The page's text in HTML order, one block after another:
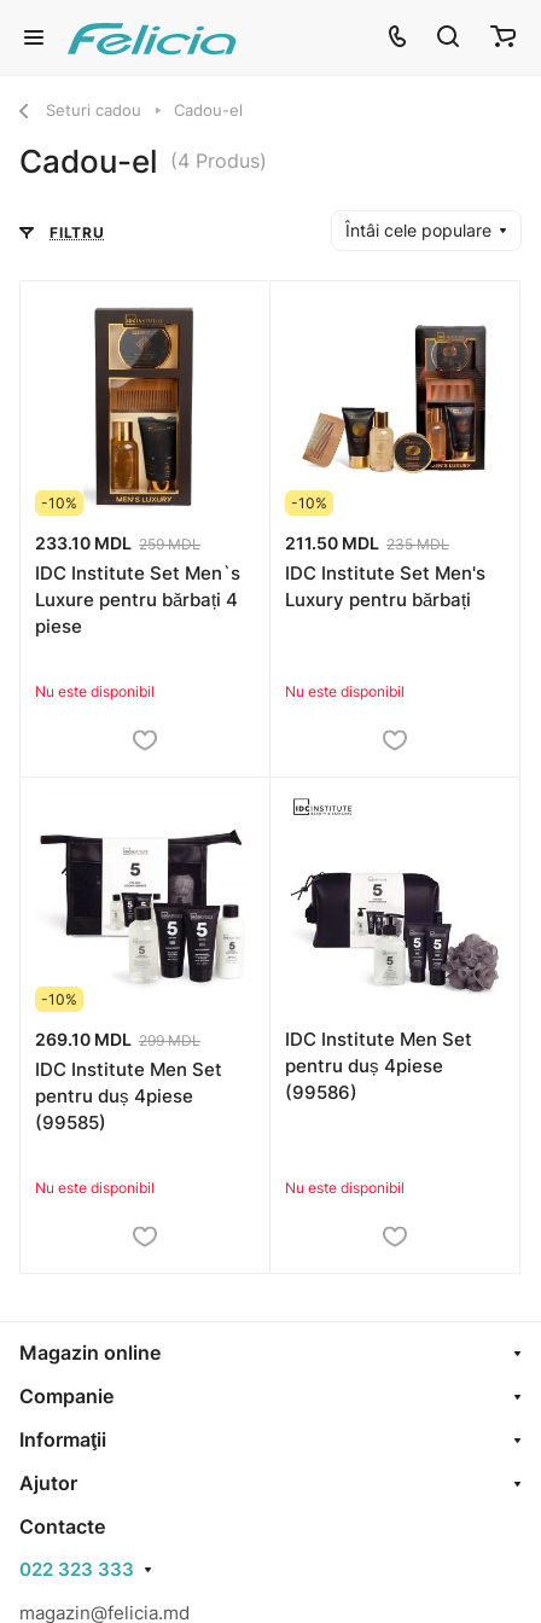
Seturi cadou Cadou-el
Cadou-el (4 Produs)
FILTRU Întâi cele populare
-10%
233.10 MDL 259 MDL
IDC Institute Set Men`s
Luxure pentru bărbați 4
piese
Nu este disponibil
-10%
211.50 MDL 235 MDL
IDC Institute Set Men's
Luxury pentru bărbați
Nu este disponibil
-10%
269.10 MDL 299 MDL
IDC Institute Men Set
pentru duș 4piese
(99585)
Nu este disponibil
IDC Institute Men Set
pentru duș 4piese
(99586)
Nu este disponibil
Magazin online
Companie
Informaţii
Ajutor
Contacte
022 323 333
magazin@felicia.md